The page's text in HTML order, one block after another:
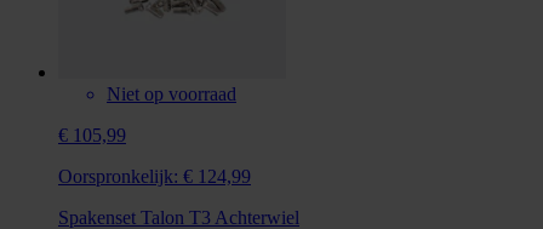
Niet op voorraad
€ 105,99
Oorspronkelijk: € 124,99
Spakenset Talon T3 Achterwiel